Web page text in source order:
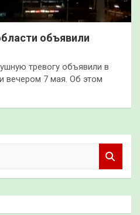
объявили
тревогу объявили в
вечером 7 мая. Об этом